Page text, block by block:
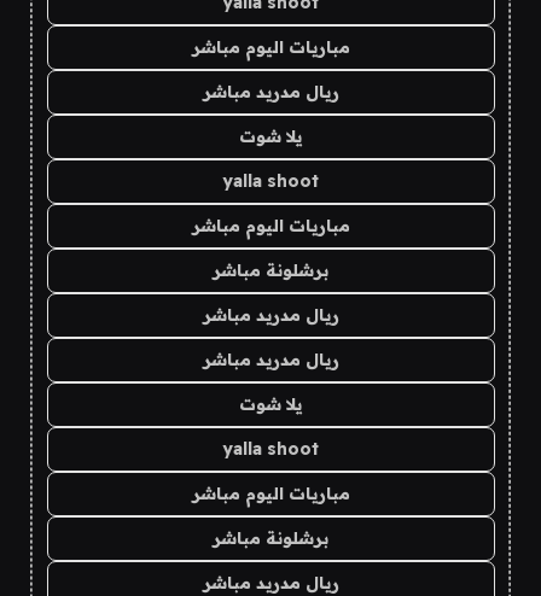
مباريات اليوم مباشر
ريال مدريد مباشر
يلا شوت
yalla shoot
مباريات اليوم مباشر
برشلونة مباشر
ريال مدريد مباشر
ريال مدريد مباشر
يلا شوت
yalla shoot
مباريات اليوم مباشر
برشلونة مباشر
ريال مدريد مباشر